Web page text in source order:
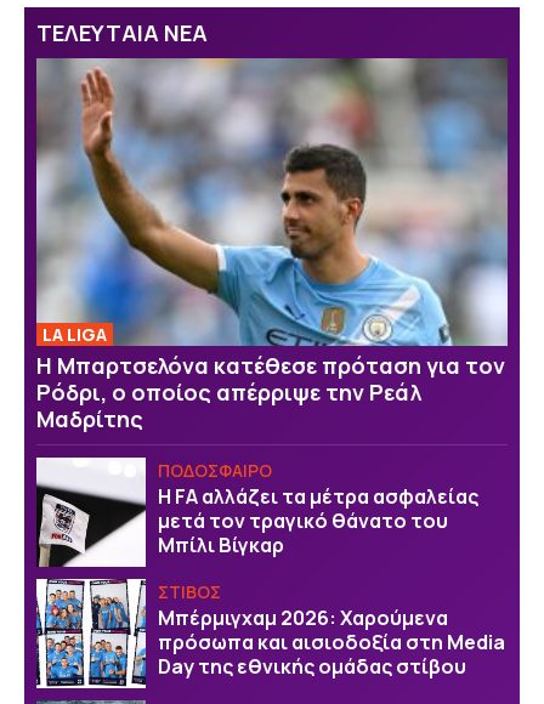
ΤΕΛΕΥΤΑΙΑ ΝΕΑ
LA LIGA
Η Μπαρτσελόνα κατέθεσε πρόταση για τον
Ρόδρι, ο οποίος απέρριψε την Ρεάλ
Μαδρίτης
ΠΟΔΟΣΦΑΙΡΟ
Η FA αλλάζει τα μέτρα ασφαλείας
μετά τον τραγικό θάνατο του
Μπίλι Βίγκαρ
ΣΤΙΒΟΣ
Μπέρμιγχαμ 2026: Χαρούμενα
πρόσωπα και αισιοδοξία στη Media
Day της εθνικής ομάδας στίβου